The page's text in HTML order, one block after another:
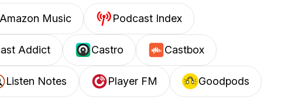
Amazon Music Podcast Index
Addict Castro Castbox
Listen Notes Player FM Goodpods